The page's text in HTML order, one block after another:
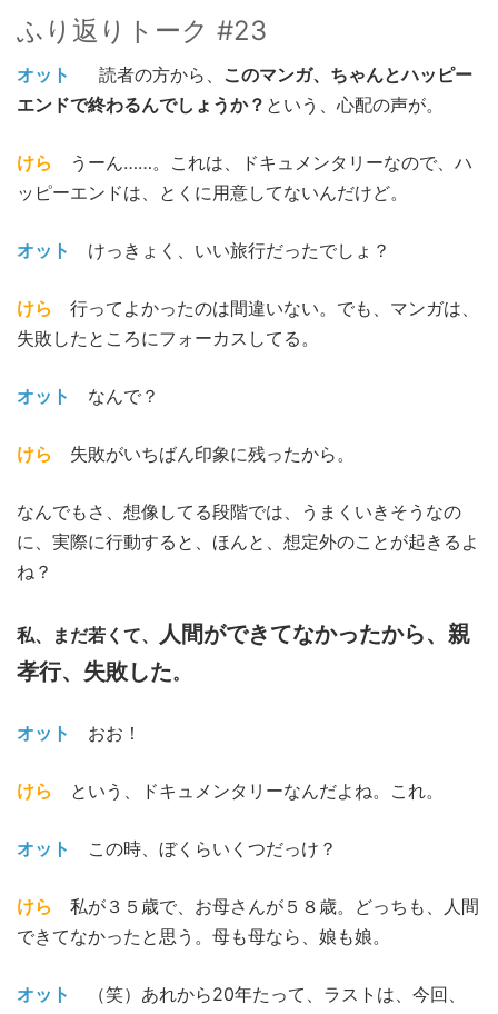
ふり返りトーク #23
オット 読者の方から、 このマンガ、ちゃんとハッピー
エンドで終わるんでしょうか？ という、心配の声が。
けら うーん……。 これは、ドキュメンタリーなので、ハ
ッピーエンドは、とくに用意してないんだけど。
オット けっきょく、 いい旅行だったでしょ？
けら 行ってよかったのは間違いない。 でも、マンガは、
失敗したところにフォーカスしてる。
オット なんで？
けら 失敗がいちばん印象に残ったから。
なんでもさ、想像してる段階では、うまくいきそうなの
に、実際に行動すると、ほんと、想定外のことが起きるよ
ね？
私、まだ若くて、
人間ができてなかったから、親
孝行、失敗した。
オット おお！
けら という、ドキュメンタリーなんだよね。これ。
オット この時、ぼくらいくつだっけ？
けら
私が３５歳で、お母さんが５８歳。どっちも、人間
できてなかったと思う。母も母なら、娘も娘。
オット （笑） あれから20年たって、ラストは、今回、